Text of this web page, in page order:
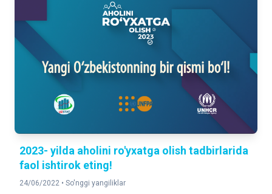
2023- yilda aholini ro'yxatga olish tadbirlarida
faol ishtirok eting!
24/06/2022 • So'nggi yangiliklar